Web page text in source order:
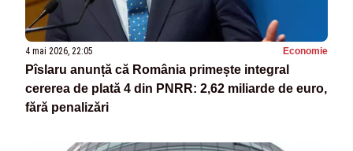
4 mai 2026, 22:05 Economie
Pîslaru anunță că România primește integral
cererea de plată 4 din PNRR: 2,62 miliarde de euro,
fără penalizări